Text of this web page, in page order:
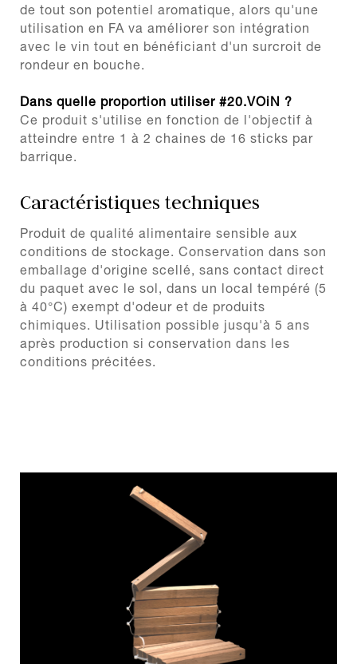
de tout son potentiel aromatique, alors qu'une
utilisation en FA va améliorer son intégration
avec le vin tout en bénéficiant d'un surcroit de
rondeur en bouche.
Dans quelle proportion utiliser #20.VOiN ?
Ce produit s'utilise en fonction de l'objectif à
atteindre entre 1 à 2 chaines de 16 sticks par
barrique.
Caractéristiques techniques
Produit de qualité alimentaire sensible aux
conditions de stockage. Conservation dans son
emballage d'origine scellé, sans contact direct
du paquet avec le sol, dans un local tempéré (5
à 40°C) exempt d'odeur et de produits
chimiques. Utilisation possible jusqu'à 5 ans
après production si conservation dans les
conditions précitées.